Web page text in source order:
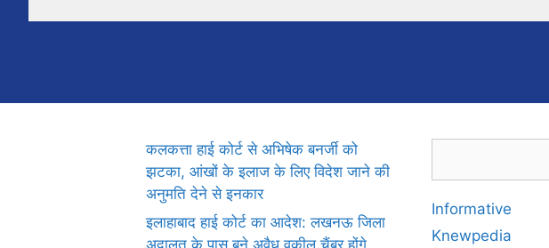
कलकत्ता हाई कोर्ट से अभिषेक बनर्जी को
झटका, आंखों के इलाज के लिए विदेश जाने की
अनुमति देने से इनकार
इलाहाबाद हाई कोर्ट का आदेश: लखनऊ जिला
Informative
Knewpedia